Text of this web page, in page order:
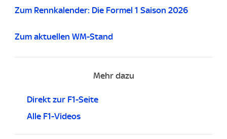
Zum Rennkalender: Die Formel 1 Saison 2026
Zum aktuellen WM-Stand
Mehr dazu
Direkt zur F1-Seite
Alle F1-Videos